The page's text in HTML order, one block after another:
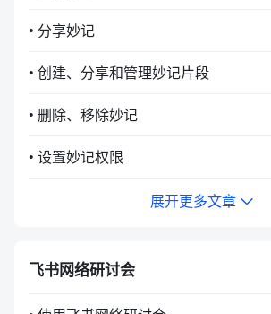
• 分享妙记
• 创建、分享和管理妙记片段
• 删除、移除妙记
• 设置妙记权限
展开更多文章
飞书网络研讨会